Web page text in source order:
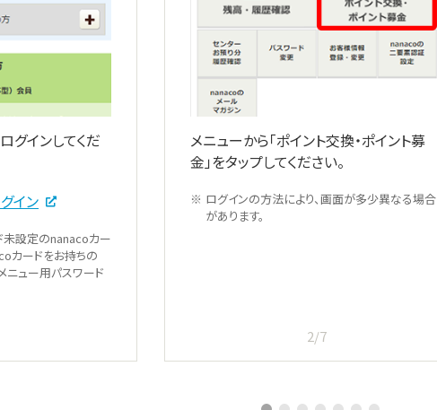
グインしてくだ
イン
未設定のnanacoカー
カードをお持ちの
ニュー用パスワード
メニューから「ポイント交換・ポイント募
金」をタップしてください。
ログインの方法により、画面が多少異なる場合
があります。
2/7